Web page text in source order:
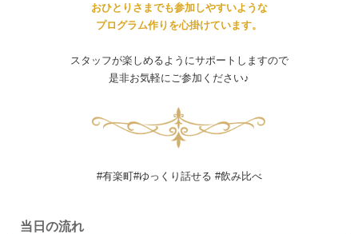
おひとりさまでも参加しやすいような
プログラム作りを心掛けています。
スタッフが楽しめるようにサポートしますので
是非お気軽にご参加ください♪
#有楽町#ゆっくり話せる #飲み比べ
当日の流れ